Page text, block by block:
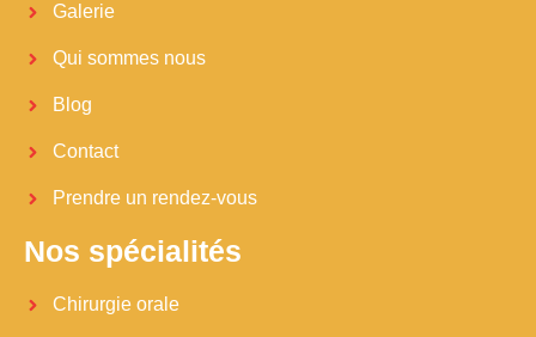
Galerie
Qui sommes nous
Blog
Contact
Prendre un rendez-vous
Nos spécialités
Chirurgie orale